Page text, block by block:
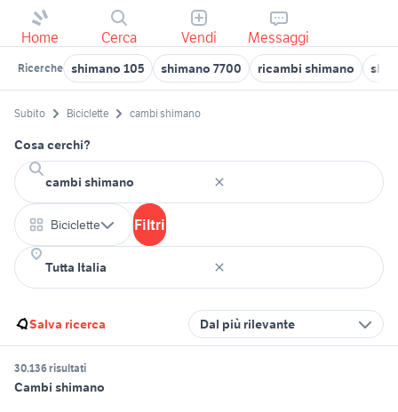
Home Cerca Vendi Messaggi
Ricerche shimano 105 shimano 7700 ricambi shimano
Subito Biciclette cambi shimano
Cosa cerchi?
Biciclette Filtri
Salva ricerca Dal più rilevante
30.136 risultati
Cambi shimano